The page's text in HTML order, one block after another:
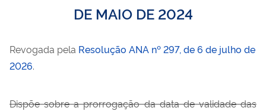
DE MAIO DE 2024
Revogada pela Resolução ANA nº 297, de 6 de julho de
2026.
Dispõe sobre a prorrogação da data de validade das